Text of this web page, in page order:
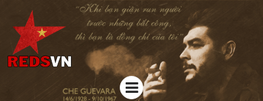
Kênh chia sẻ tri thức cộng đồng
Menu